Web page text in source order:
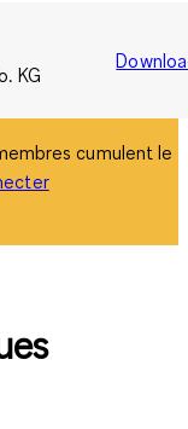
KG
cumulent le